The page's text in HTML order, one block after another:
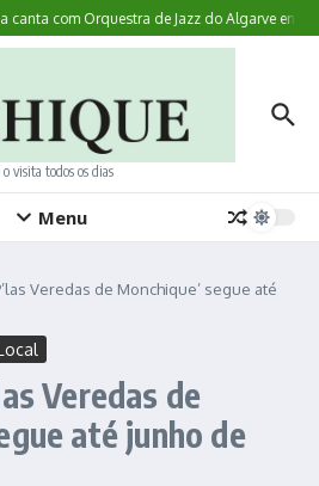
com Orquestra de Jazz do Algarve em
visita todos os dias
Menu
Veredas de Monchique’ segue até
Veredas de
até junho de